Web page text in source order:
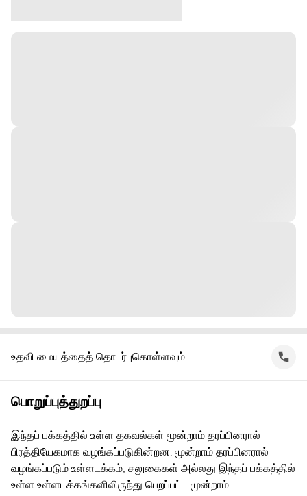
உதவி மையத்தைத் தொடர்புகொள்ளவும்
பொறுப்புத்துறப்பு
இந்தப் பக்கத்தில் உள்ள தகவல்கள் மூன்றாம் தரப்பினரால்
பிரத்தியேகமாக வழங்கப்படுகின்றன. மூன்றாம் தரப்பினரால்
வழங்கப்படும் உள்ளடக்கம், சலுகைகள் அல்லது இந்தப் பக்கத்தில்
உள்ள உள்ளடக்கங்களிலிருந்து பெறப்பட்ட மூன்றாம்